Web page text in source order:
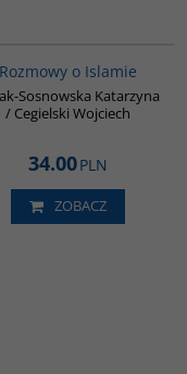
Rozmowy o Islamie
Sosnowska Katarzyna
/ Cegielski Wojciech
34.00PLN
ZOBACZ